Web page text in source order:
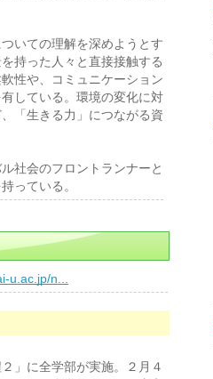
いての理解を深めようとす
持った人々と直接接触する
性や、コミュニケーション
している。環境の変化に対
「生きる力」につながる資
社会のフロントランナーと
っている。
u.ac.jp/n...
」に全学部が実施。２月４